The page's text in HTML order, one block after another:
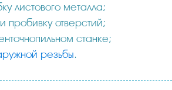
листового металла;
пробивку отверстий;
станке;
резьбы.